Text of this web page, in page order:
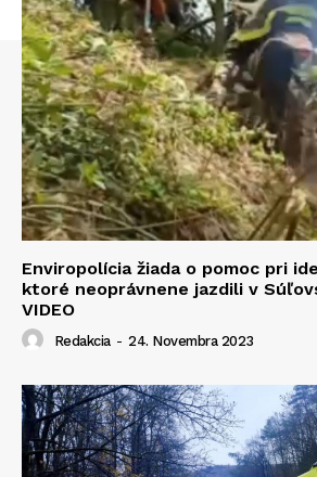
Enviropolícia žiada o pomoc pri
ktoré neoprávnene jazdili v
VIDEO
Redakcia - 24. Novembra 2023